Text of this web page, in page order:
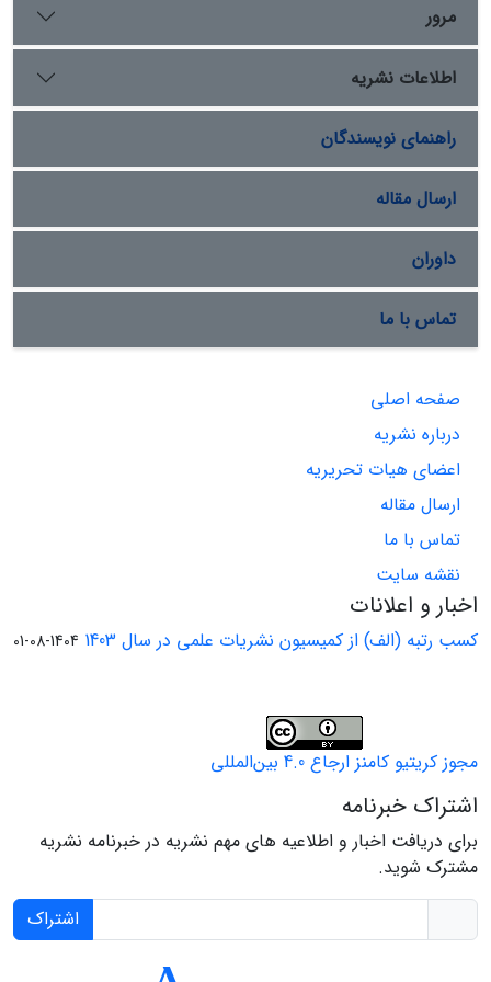
مرور
اطلاعات نشریه
راهنمای نویسندگان
ارسال مقاله
داوران
تماس با ما
صفحه اصلی
درباره نشریه
اعضای هیات تحریریه
ارسال مقاله
تماس با ما
نقشه سایت
اخبار و اعلانات
کسب رتبه (الف) از کمیسیون نشریات علمی در سال 1403 1404-08-01
مجوز کریتیو کامنز ارجاع 4.0 بین‌المللی
اشتراک خبرنامه
برای دریافت اخبار و اطلاعیه های مهم نشریه در خبرنامه نشریه
مشترک شوید.
اشتراک